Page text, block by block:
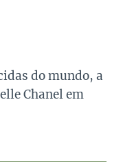
do mundo, a
Chanel em